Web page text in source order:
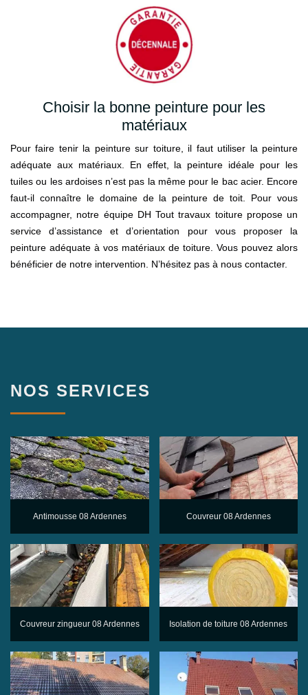
Choisir la bonne peinture pour les
matériaux
Pour faire tenir la peinture sur toiture, il faut utiliser la peinture
adéquate aux matériaux. En effet, la peinture idéale pour les
tuiles ou les ardoises n’est pas la même pour le bac acier. Encore
faut-il connaître le domaine de la peinture de toit. Pour vous
accompagner, notre équipe DH Tout travaux toiture propose un
service d’assistance et d’orientation pour vous proposer la
peinture adéquate à vos matériaux de toiture. Vous pouvez alors
bénéficier de notre intervention. N’hésitez pas à nous contacter.
NOS SERVICES
Antimousse 08 Ardennes Couvreur 08 Ardennes
Couvreur zingueur 08 Ardennes Isolation de toiture 08 Ardennes